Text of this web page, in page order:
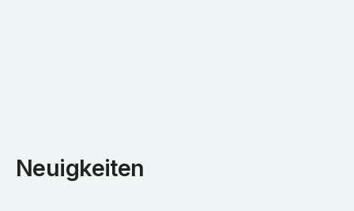
Neuigkeiten